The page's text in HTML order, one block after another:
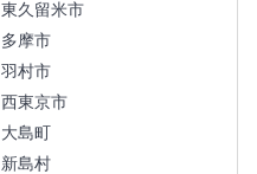
東久留米市
多摩市
羽村市
西東京市
大島町
新島村